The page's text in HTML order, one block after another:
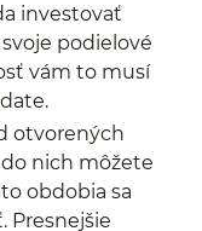
investovať
podielové
vám to musí
otvorených
nich môžete
obdobia sa
Presnejšie